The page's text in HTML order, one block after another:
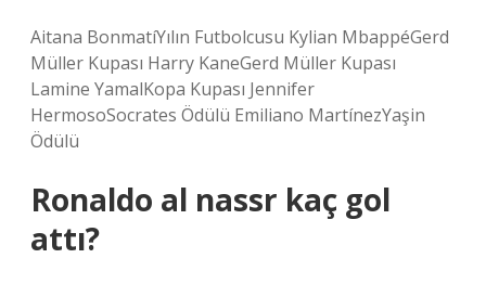
Aitana BonmatíYılın Futbolcusu Kylian MbappéGerd
Müller Kupası Harry KaneGerd Müller Kupası
Lamine YamalKopa Kupası Jennifer
HermosoSocrates Ödülü Emiliano MartínezYaşin
Ödülü
Ronaldo al nassr kaç gol
attı?